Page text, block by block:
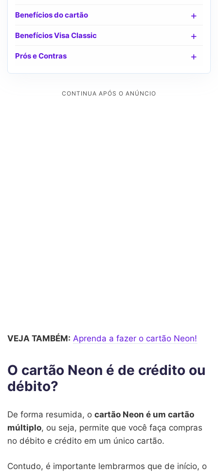
Benefícios do cartão
Benefícios Visa Classic
Prós e Contras
VEJA TAMBÉM: Aprenda a fazer o cartão Neon!
O cartão Neon é de crédito ou
débito?
De forma resumida, o cartão Neon é um cartão
múltiplo, ou seja, permite que você faça compras
no débito e crédito em um único cartão.
Contudo, é importante lembrarmos que de início, o